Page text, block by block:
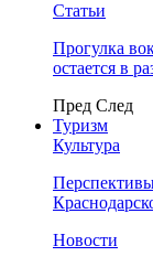
Статьи
Прогулка
остается в
Пред След
Туризм
Культура
Перспективы
Новости